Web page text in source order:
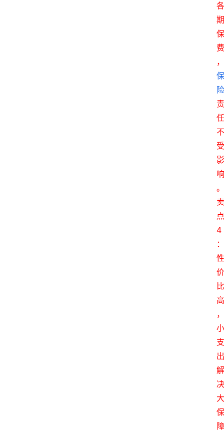
各
期
保
费
，
保
险
责
任
不
受
影
响
。
卖
点
4
：
性
价
比
高
，
小
支
出
解
决
大
保
障